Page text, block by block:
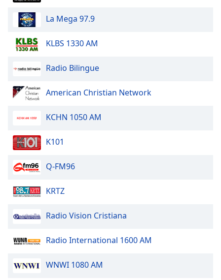
Opacity
Caption
Background
Font
Size
Text
Edge
Style
Reset
La Mega 97.9
KLBS 1330 AM
Radio Bilingue
American Christian Network
KCHN 1050 AM
K101
Q-FM96
KRTZ
Radio Vision Cristiana
Radio International 1600 AM
WNWI 1080 AM